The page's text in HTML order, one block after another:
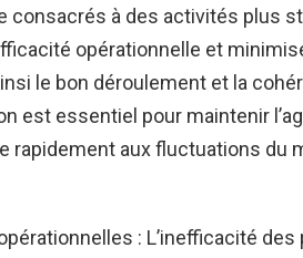
consacrés à des activités plus
opérationnelle et
le bon déroulement et la
est essentiel pour maintenir
rapidement aux fluctuations du
: L’inefficacité